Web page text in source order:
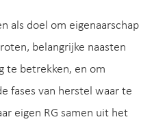
als doel om eigenaarschap
belangrijke naasten
te betrekken, en om
fases van herstel waar te
eigen RG samen uit het